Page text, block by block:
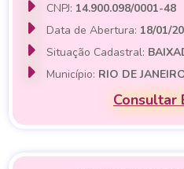
CNPJ: 14.900.098/0001-48
Data de Abertura: 18/01/
Situação Cadastral:
Município: RIO DE
Consultar